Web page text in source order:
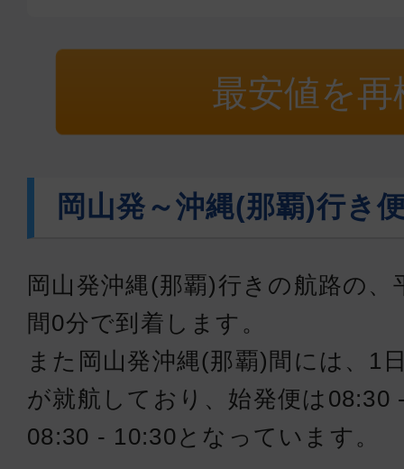
最安値を再
岡山発～沖縄(那覇)行き
岡山発沖縄(那覇)行きの航路の
間0分で到着します。
また岡山発沖縄(那覇)間には、1
が就航しており、始発便は08:30
08:30 - 10:30となっています。